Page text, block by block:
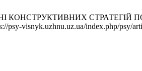
КОНСТРУКТИВНИХ
psy-visnyk.uzhnu.uz.ua/index.php/psy/